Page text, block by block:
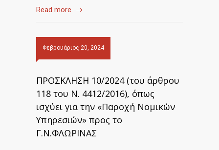
Read more
Φεβρουάριος 20, 2024
ΠΡΟΣΚΛΗΣΗ 10/2024 (του άρθρου
118 του Ν. 4412/2016), όπως
ισχύει για την «Παροχή Νομικών
Υπηρεσιών» προς το
Γ.Ν.ΦΛΩΡΙΝΑΣ